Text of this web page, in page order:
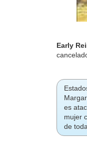
Early
es
mujer
de